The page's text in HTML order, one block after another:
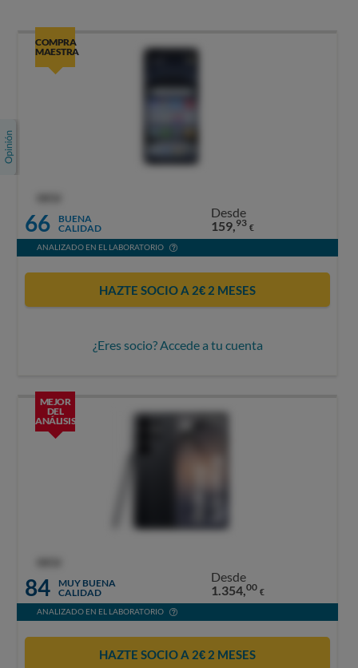
COMPRA
MAESTRA
66
BUENA
CALIDAD
Desde
159,93 €
ANALIZADO EN EL LABORATORIO
HAZTE SOCIO A 2€ 2 MESES
¿Eres socio? Accede a tu cuenta
MEJOR
DEL
ANÁLISIS
84
MUY BUENA
CALIDAD
Desde
1.354,00 €
ANALIZADO EN EL LABORATORIO
HAZTE SOCIO A 2€ 2 MESES